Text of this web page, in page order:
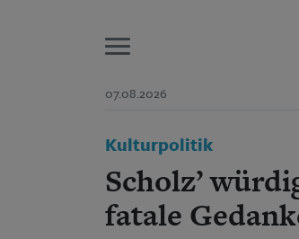
07.08.2026
Start
Wer wir sind
Aktuelle Ausgabe
Abonnenten-Login
Abonnent werden
Suchen und finden
Kulturpolitik
Scholz’
fatale